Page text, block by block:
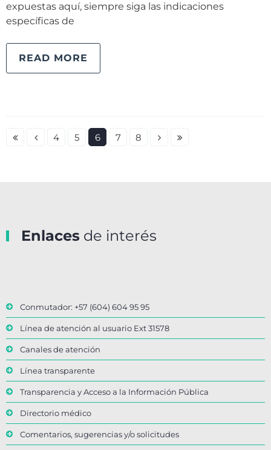
expuestas aquí, siempre siga las indicaciones
específicas de
READ MORE
4 5 6 7 8
Enlaces de interés
Conmutador: +57 (604) 604 95 95
Línea de atención al usuario Ext 31578
Canales de atención
Línea transparente
Transparencia y Acceso a la Información Pública
Directorio médico
Comentarios, sugerencias y/o solicitudes